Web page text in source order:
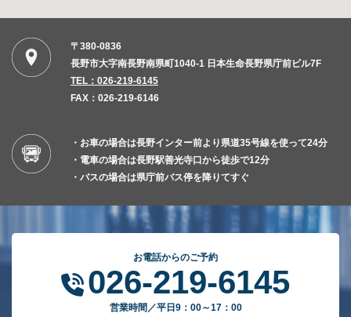
〒380-0836
長野市大字南長野南県町1040-1 日本生命長野県庁前ビル7F
TEL：026-219-6145
FAX：026-219-6146
・お車の場合は長野インター前より県道35号線を使って24分
・電車の場合は長野駅善光寺口から徒歩で12分
・バスの場合は県庁前バス停を降りてすぐ
お電話からのご予約
026-219-6145
営業時間／平日9：00～17：00